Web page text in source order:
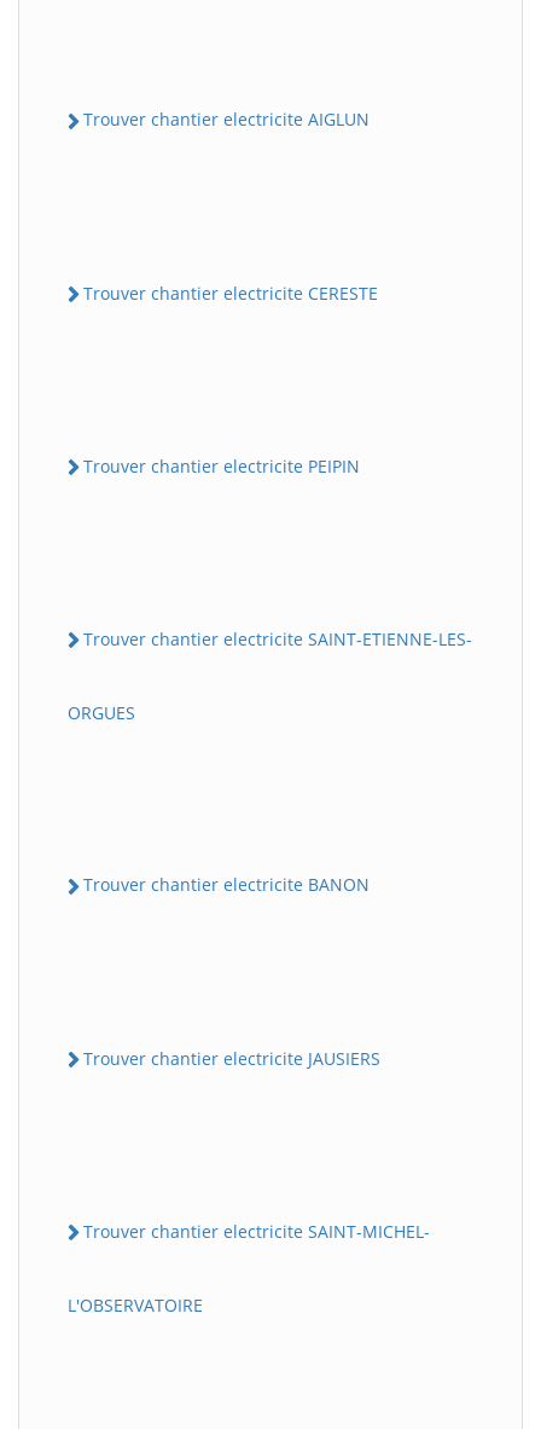
Trouver chantier electricite AIGLUN
Trouver chantier electricite CERESTE
Trouver chantier electricite PEIPIN
Trouver chantier electricite SAINT-ETIENNE-LES-
ORGUES
Trouver chantier electricite BANON
Trouver chantier electricite JAUSIERS
Trouver chantier electricite SAINT-MICHEL-
L'OBSERVATOIRE